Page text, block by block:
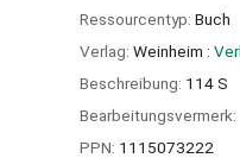
Ressourcentyp: Buch
Verlag: Weinheim :
Beschreibung: 114 S
Bearbeitungsvermerk:
PPN: 1115073222